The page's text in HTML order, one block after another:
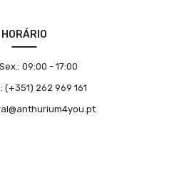
HORÁRIO
09:00 - 17:00
(+351) 262 969 161